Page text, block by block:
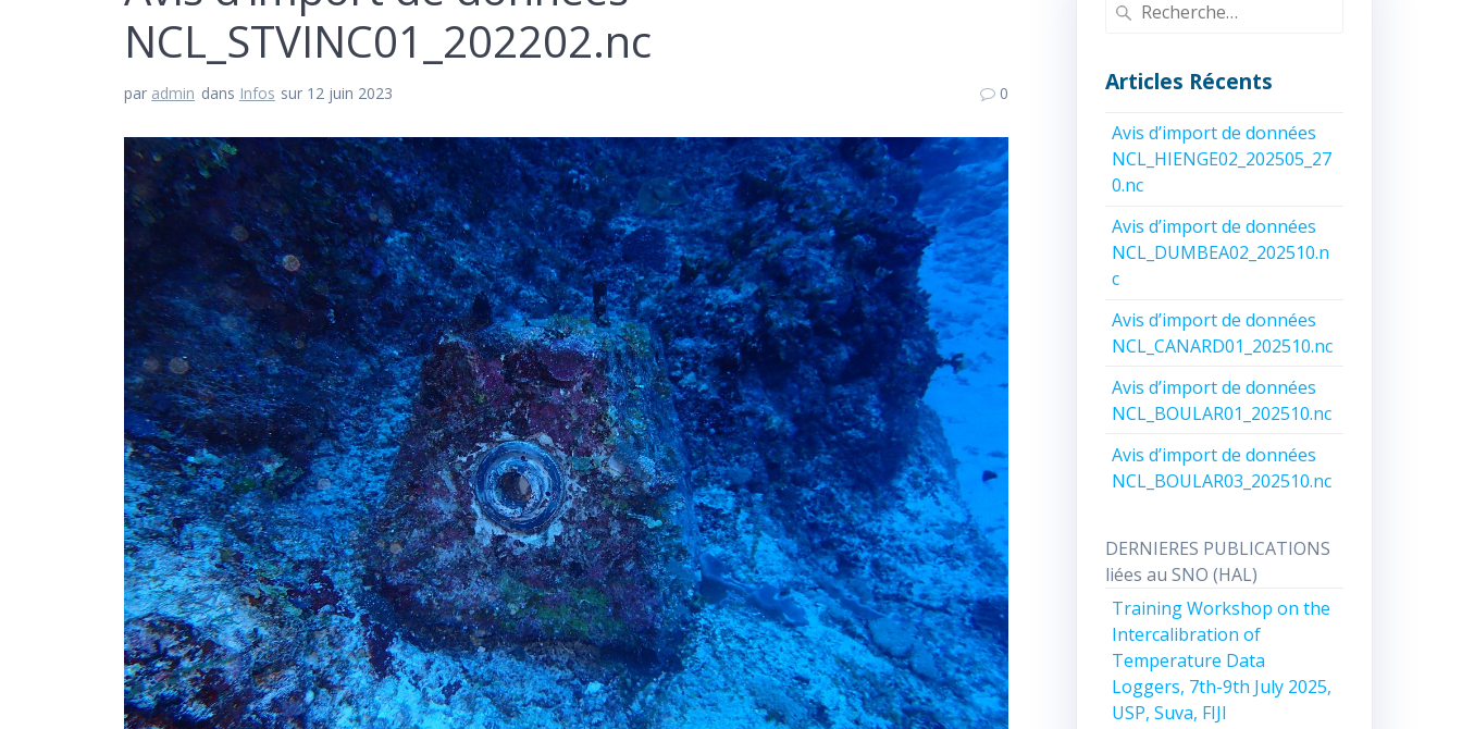
NCL_STVINC01_202202.nc
par admin dans Infos sur 12 juin 2023 0 Articles Récents
Avis d’import de données
NCL_HIENGE02_202505_27
0.nc
Avis d’import de données
NCL_DUMBEA02_202510.n
c
Avis d’import de données
NCL_CANARD01_202510.nc
Avis d’import de données
NCL_BOULAR01_202510.nc
Avis d’import de données
NCL_BOULAR03_202510.nc
DERNIERES PUBLICATIONS
liées au SNO (HAL)
Training Workshop on the
Intercalibration of
Temperature Data
Loggers, 7th-9th July 2025,
USP, Suva, FIJI